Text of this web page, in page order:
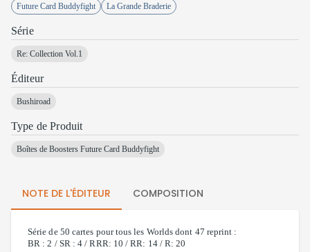
Future Card Buddyfight La Grande Braderie
Série
Re: Collection Vol.1
Éditeur
Bushiroad
Type de Produit
Boîtes de Boosters Future Card Buddyfight
NOTE DE L'ÉDITEUR COMPOSITION
Série de 50 cartes pour tous les Worlds dont 47 reprint :
BR : 2 / SR : 4 / RRR: 10 / RR: 14 / R: 20